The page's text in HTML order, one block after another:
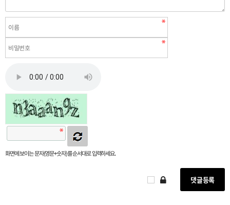
화면에 보이는 문자(영문+숫자)를 순서대로 입력하세요.